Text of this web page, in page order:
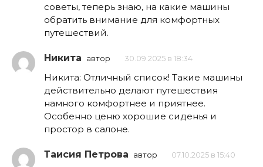
советы, теперь знаю, на какие машины
обратить внимание для комфортных
путешествий.
Никита автор 30.09.2025 в 18:34
Никита: Отличный список! Такие машины
действительно делают путешествия
намного комфортнее и приятнее.
Особенно ценю хорошие сиденья и
простор в салоне.
Таисия Петрова автор 07.10.2025 в 15:40